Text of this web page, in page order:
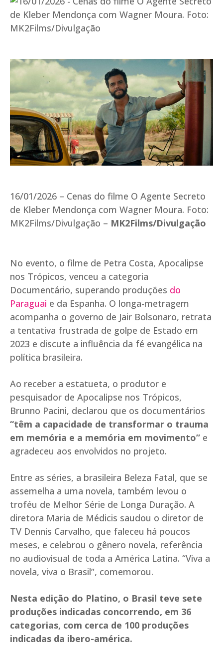
16/01/2026 – Cenas do filme O Agente Secreto
de Kleber Mendonça com Wagner Moura. Foto:
MK2Films/Divulgação – MK2Films/Divulgação
No evento, o filme de Petra Costa, Apocalipse
nos Trópicos, venceu a categoria
Documentário, superando produções do
Paraguai e da Espanha. O longa-metragem
acompanha o governo de Jair Bolsonaro, retrata
a tentativa frustrada de golpe de Estado em
2023 e discute a influência da fé evangélica na
política brasileira.
Ao receber a estatueta, o produtor e
pesquisador de Apocalipse nos Trópicos,
Brunno Pacini, declarou que os documentários
“têm a capacidade de transformar o trauma
em memória e a memória em movimento” e
agradeceu aos envolvidos no projeto.
Entre as séries, a brasileira Beleza Fatal, que se
assemelha a uma novela, também levou o
troféu de Melhor Série de Longa Duração. A
diretora Maria de Médicis saudou o diretor de
TV Dennis Carvalho, que faleceu há poucos
meses, e celebrou o gênero novela, referência
no audiovisual de toda a América Latina. “Viva a
novela, viva o Brasil”, comemorou.
Nesta edição do Platino, o Brasil teve sete
produções indicadas concorrendo, em 36
categorias, com cerca de 100 produções
indicadas da ibero-américa.